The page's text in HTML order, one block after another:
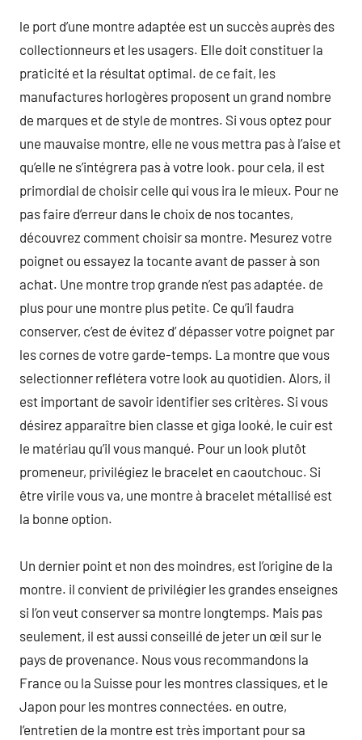
le port d’une montre adaptée est un succès auprès des
collectionneurs et les usagers. Elle doit constituer la
praticité et la résultat optimal. de ce fait, les
manufactures horlogères proposent un grand nombre
de marques et de style de montres. Si vous optez pour
une mauvaise montre, elle ne vous mettra pas à l’aise et
qu’elle ne s’intégrera pas à votre look. pour cela, il est
primordial de choisir celle qui vous ira le mieux. Pour ne
pas faire d’erreur dans le choix de nos tocantes,
découvrez comment choisir sa montre. Mesurez votre
poignet ou essayez la tocante avant de passer à son
achat. Une montre trop grande n’est pas adaptée. de
plus pour une montre plus petite. Ce qu’il faudra
conserver, c’est de évitez d’ dépasser votre poignet par
les cornes de votre garde-temps. La montre que vous
selectionner reflétera votre look au quotidien. Alors, il
est important de savoir identifier ses critères. Si vous
désirez apparaître bien classe et giga looké, le cuir est
le matériau qu’il vous manqué. Pour un look plutôt
promeneur, privilégiez le bracelet en caoutchouc. Si
être virile vous va, une montre à bracelet métallisé est
la bonne option.
Un dernier point et non des moindres, est l’origine de la
montre. il convient de privilégier les grandes enseignes
si l’on veut conserver sa montre longtemps. Mais pas
seulement, il est aussi conseillé de jeter un œil sur le
pays de provenance. Nous vous recommandons la
France ou la Suisse pour les montres classiques, et le
Japon pour les montres connectées. en outre,
l’entretien de la montre est très important pour sa